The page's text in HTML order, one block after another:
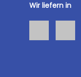
Wir liefern in